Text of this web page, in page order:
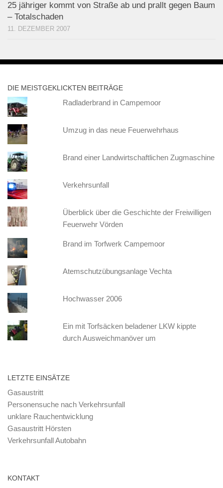
25 jähriger kommt von Straße ab und prallt gegen Baum
– Totalschaden
11. DEZEMBER 2007
DIE MEISTGEKLICKTEN BEITRÄGE
Radladerbrand in Campemoor
Umzug in das neue Feuerwehrhaus
Brand einer Landwirtschaftlichen Zugmaschine
Verkehrsunfall
Überblick über die Geschichte der Freiwilligen
Feuerwehr Vörden
Brand im Torfwerk Campemoor
Atemschutzübungsanlage Vechta
Hochwasser 2006
Ein mit Torfsäcken beladener LKW kippte
durch Ausweichmanöver um
LETZTE EINSÄTZE
Gasaustritt
Personensuche nach Verkehrsunfall
unklare Rauchentwicklung
Gasaustritt Hörsten
Verkehrsunfall Autobahn
KONTAKT